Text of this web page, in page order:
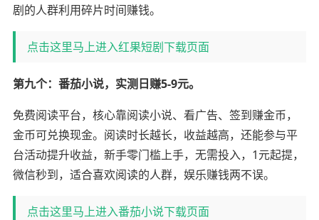
剧的人群利用碎片时间赚钱。
点击这里马上进入红果短剧下载页面
第九个：番茄小说，实测日赚5-9元。
免费阅读平台，核心靠阅读小说、看广告、签到赚金币，
金币可兑换现金。阅读时长越长，收益越高，还能参与平
台活动提升收益，新手零门槛上手，无需投入，1元起提，
微信秒到，适合喜欢阅读的人群，娱乐赚钱两不误。
点击这里马上进入番茄小说下载页面